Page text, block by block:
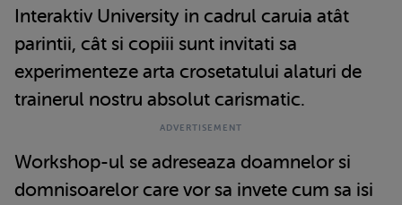
Interaktiv University in cadrul caruia atât
parintii, cât si copiii sunt invitati sa
experimenteze arta crosetatului alaturi de
trainerul nostru absolut carismatic.
Workshop-ul se adreseaza doamnelor si
domnisoarelor care vor sa invete cum sa isi